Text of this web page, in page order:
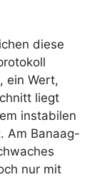
diese
ein Wert,
liegt
instabilen
Am Banaag-
nur mit